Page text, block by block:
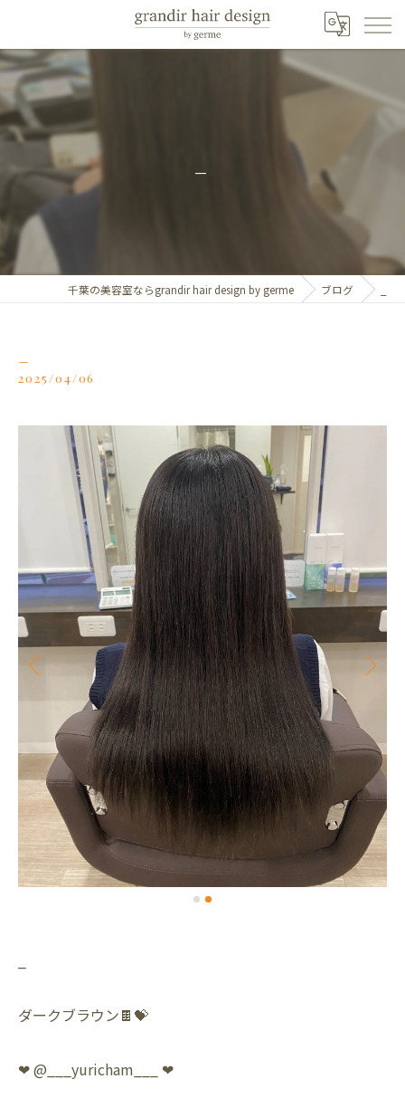
千葉の美容室ならgrandir hair design by germe ブログ
2025/04/06
ダークブラウン🍫💝
❤︎ @___yuricham___ ❤︎